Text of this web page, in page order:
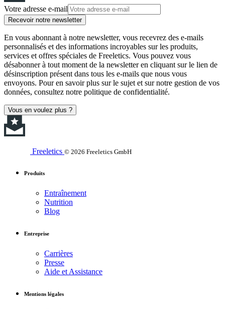
Votre adresse e-mail
Recevoir notre newsletter
En vous abonnant à notre newsletter, vous recevrez des e-mails
personnalisés et des informations incroyables sur les produits,
services et offres spéciales de Freeletics. Vous pouvez vous
désabonner à tout moment de la newsletter en cliquant sur le lien de
désinscription présent dans tous les e-mails que nous vous
envoyons. Pour en savoir plus sur le sujet et sur notre gestion de vos
données, consultez notre politique de confidentialité.
Vous en voulez plus ?
Freeletics © 2026 Freeletics GmbH
Produits
Entraînement
Nutrition
Blog
Entreprise
Carrières
Presse
Aide et Assistance
Mentions légales